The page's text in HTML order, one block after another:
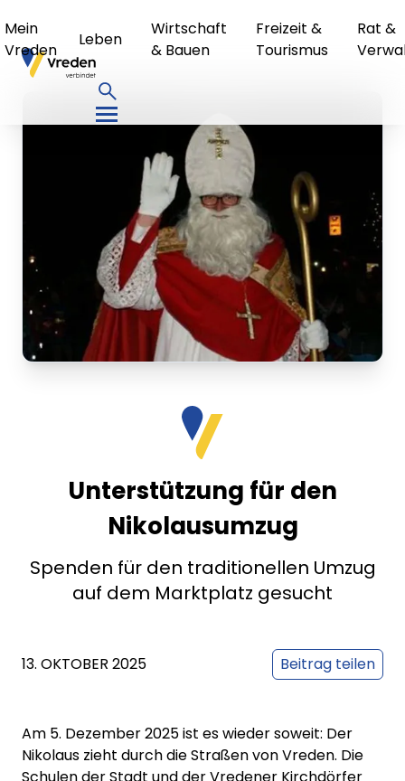
Mein
Vreden
Leben
Wirtschaft
& Bauen
Freizeit &
Tourismus
Rat &
Unterstützung für den
Nikolausumzug
Spenden für den traditionellen Umzug
auf dem Marktplatz gesucht
13. OKTOBER 2025 Beitrag teilen
Am 5. Dezember 2025 ist es wieder soweit: Der
Nikolaus zieht durch die Straßen von Vreden. Die